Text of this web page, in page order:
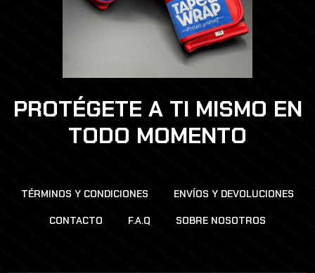
PROTÉGETE A TI MISMO EN
TODO MOMENTO
TÉRMINOS Y CONDICIONES ENVÍOS Y DEVOLUCIONES
CONTACTO F.A.Q SOBRE NOSOTROS